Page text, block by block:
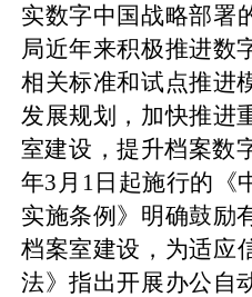
实数字中国战略部署
局近年来积极推进数
相关标准和试点推进
发展规划 ，加快推进
室建设 ，提升档案数
年3 月 1 日起施行的 《
实施条例》明确鼓励
档案室建设 ， 为适应
法》指出开展办公自